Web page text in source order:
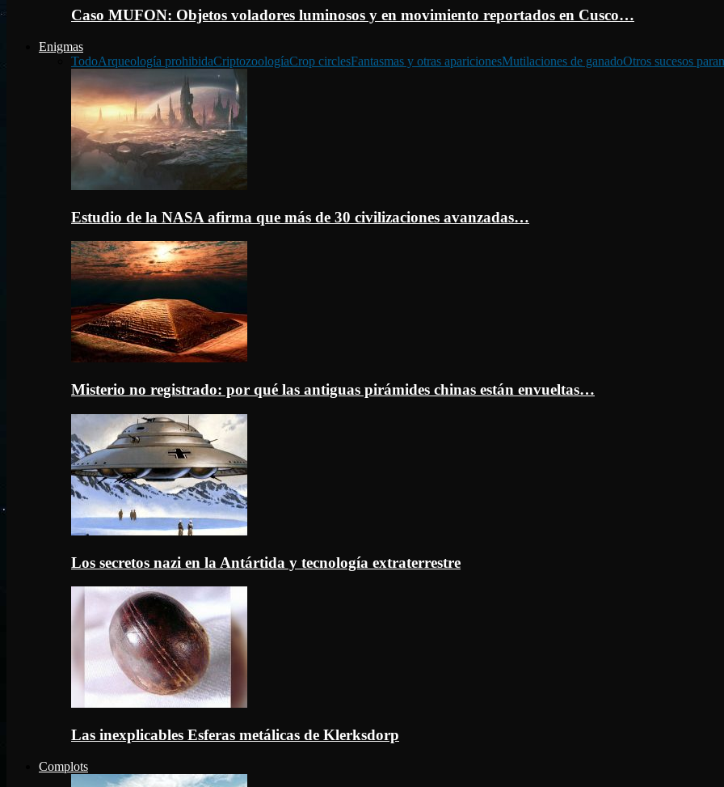
Caso MUFON: Objetos voladores luminosos y en movimiento reportados en Cusco…
Enigmas
TodoArqueología prohibidaCriptozoologíaCrop circlesFantasmas y otras aparicionesMutilaciones de ganadoOtros sucesos
Estudio de la NASA afirma que más de 30 civilizaciones avanzadas…
Misterio no registrado: por qué las antiguas pirámides chinas están envueltas…
Los secretos nazi en la Antártida y tecnología extraterrestre
Las inexplicables Esferas metálicas de Klerksdorp
Complots